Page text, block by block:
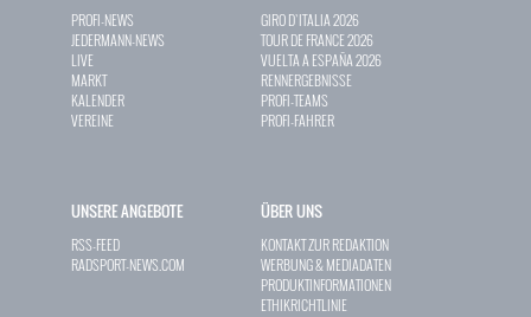
PROFI-NEWS
JEDERMANN-NEWS
LIVE
MARKT
KALENDER
VEREINE
GIRO D`ITALIA 2026
TOUR DE FRANCE 2026
VUELTA A ESPAÑA 2026
RENNERGEBNISSE
PROFI-TEAMS
PROFI-FAHRER
UNSERE ANGEBOTE
RSS-FEED
RADSPORT-NEWS.COM
ÜBER UNS
KONTAKT ZUR REDAKTION
WERBUNG & MEDIADATEN
PRODUKTINFORMATIONEN
ETHIKRICHTLINIE